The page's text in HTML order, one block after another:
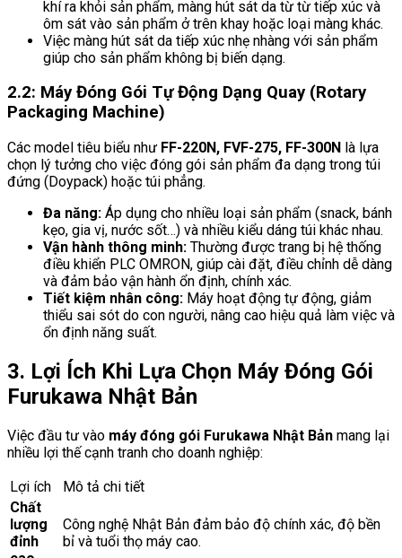
khí ra khỏi sản phẩm, màng hút sát da từ từ tiếp xúc và
ôm sát vào sản phẩm ở trên khay hoặc loại màng khác.
Việc màng hút sát da tiếp xúc nhẹ nhàng với sản phẩm
giúp cho sản phẩm không bị biến dạng.
2.2: Máy Đóng Gói Tự Động Dạng Quay (Rotary
Packaging Machine)
Các model tiêu biểu như FF-220N, FVF-275, FF-300N là lựa
chọn lý tưởng cho việc đóng gói sản phẩm đa dạng trong túi
đứng (Doypack) hoặc túi phẳng.
Đa năng: Áp dụng cho nhiều loại sản phẩm (snack, bánh
kẹo, gia vị, nước sốt…) và nhiều kiểu dáng túi khác nhau.
Vận hành thông minh: Thường được trang bị hệ thống
điều khiển PLC OMRON, giúp cài đặt, điều chỉnh dễ dàng
và đảm bảo vận hành ổn định, chính xác.
Tiết kiệm nhân công: Máy hoạt động tự động, giảm
thiểu sai sót do con người, nâng cao hiệu quả làm việc và
ổn định năng suất.
3. Lợi Ích Khi Lựa Chọn Máy Đóng Gói
Furukawa Nhật Bản
Việc đầu tư vào máy đóng gói Furukawa Nhật Bản mang lại
nhiều lợi thế cạnh tranh cho doanh nghiệp:
Lợi ích
Mô tả chi tiết
Chất
lượng
đỉnh
Công nghệ Nhật Bản đảm bảo độ chính xác, độ bền
bỉ và tuổi thọ máy cao.